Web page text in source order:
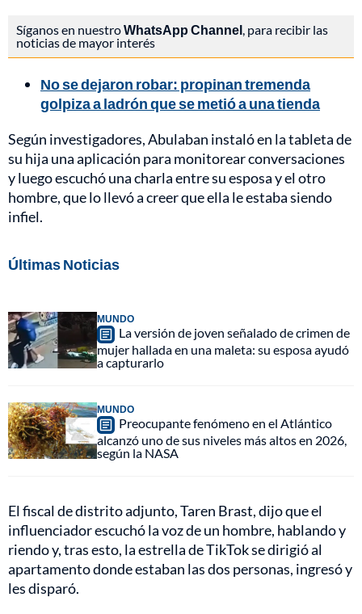
Síganos en nuestroWhatsApp Channel, para recibir las
noticias de mayor interés
No se dejaron robar: propinan tremenda
golpiza a ladrón que se metió a una tienda
Según investigadores, Abulaban instaló en la tableta de
su hija una aplicación para monitorear conversaciones
y luego escuchó una charla entre su esposa y el otro
hombre, que lo llevó a creer que ella le estaba siendo
infiel.
Últimas Noticias
MUNDO
La versión de joven señalado de crimen de
mujer hallada en una maleta: su esposa ayudó
a capturarlo
MUNDO
Preocupante fenómeno en el Atlántico
alcanzó uno de sus niveles más altos en 2026,
según la NASA
El fiscal de distrito adjunto, Taren Brast, dijo que el
influenciador escuchó la voz de un hombre, hablando y
riendo y, tras esto, la estrella de TikTok se dirigió al
apartamento donde estaban las dos personas, ingresó y
les disparó.